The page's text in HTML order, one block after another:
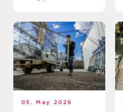
05. May 2026